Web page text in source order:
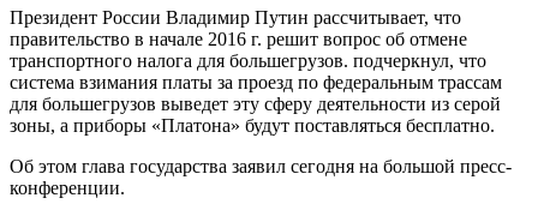
Президент России Владимир Путин рассчитывает, что
правительство в начале 2016 г. решит вопрос об отмене
транспортного налога для большегрузов. подчеркнул, что
система взимания платы за проезд по федеральным трассам
для большегрузов выведет эту сферу деятельности из серой
зоны, а приборы «Платона» будут поставляться бесплатно.
Об этом глава государства заявил сегодня на большой пресс-
конференции.